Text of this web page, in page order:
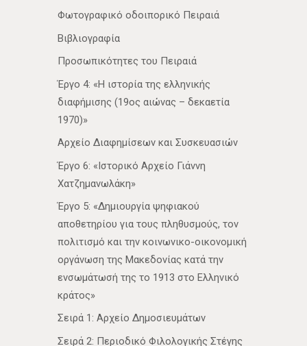
Φωτογραφικό οδοιπορικό Πειραιά
Βιβλιογραφία
Προσωπικότητες του Πειραιά
Έργο 4: «Η ιστορία της ελληνικής
διαφήμισης (19ος αιώνας – δεκαετία
1970)»
Αρχείο Διαφημίσεων και Συσκευασιών
Έργο 6: «Ιστορικό Αρχείο Γιάννη
Χατζημανωλάκη»
Έργο 5: «Δημιουργία ψηφιακού
αποθετηρίου για τους πληθυσμούς, τον
πολιτισμό και την κοινωνικο-οικονομική
οργάνωση της Μακεδονίας κατά την
ενσωμάτωσή της το 1913 στο Ελληνικό
κράτος»
Σειρά 1: Αρχείο Δημοσιευμάτων
Σειρά 2: Περιοδικό Φιλολογικής Στέγης